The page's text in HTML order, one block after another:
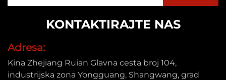
KONTAKTIRAJTE NAS
Adresa:
Kina Zhejiang Ruian Glavna cesta broj 104,
industrijska zona Yongguang, Shangwang, grad